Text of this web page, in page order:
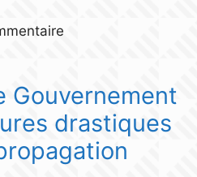
Gouvernement
drastiques